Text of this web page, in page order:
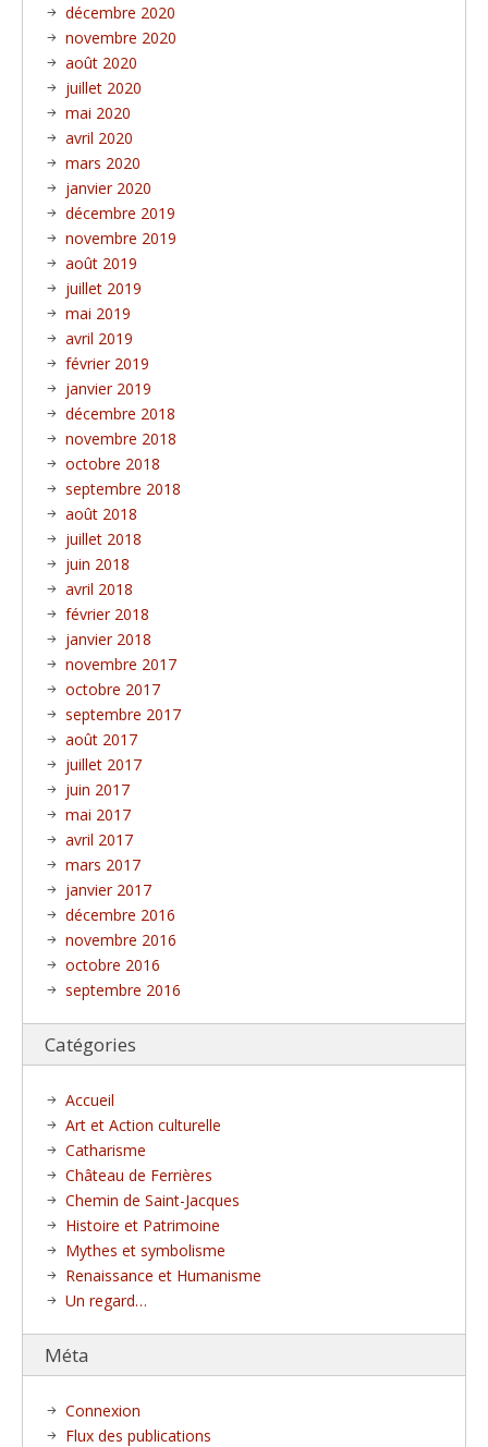
décembre 2020
novembre 2020
août 2020
juillet 2020
mai 2020
avril 2020
mars 2020
janvier 2020
décembre 2019
novembre 2019
août 2019
juillet 2019
mai 2019
avril 2019
février 2019
janvier 2019
décembre 2018
novembre 2018
octobre 2018
septembre 2018
août 2018
juillet 2018
juin 2018
avril 2018
février 2018
janvier 2018
novembre 2017
octobre 2017
septembre 2017
août 2017
juillet 2017
juin 2017
mai 2017
avril 2017
mars 2017
janvier 2017
décembre 2016
novembre 2016
octobre 2016
septembre 2016
Catégories
Accueil
Art et Action culturelle
Catharisme
Château de Ferrières
Chemin de Saint-Jacques
Histoire et Patrimoine
Mythes et symbolisme
Renaissance et Humanisme
Un regard…
Méta
Connexion
Flux des publications